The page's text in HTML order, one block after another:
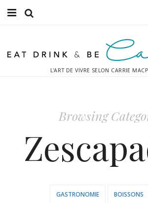
Sport
Destinations
L'ART DE VIVRE SELON CARRIE
Browsing
GASTRONOMIE BOISSONS